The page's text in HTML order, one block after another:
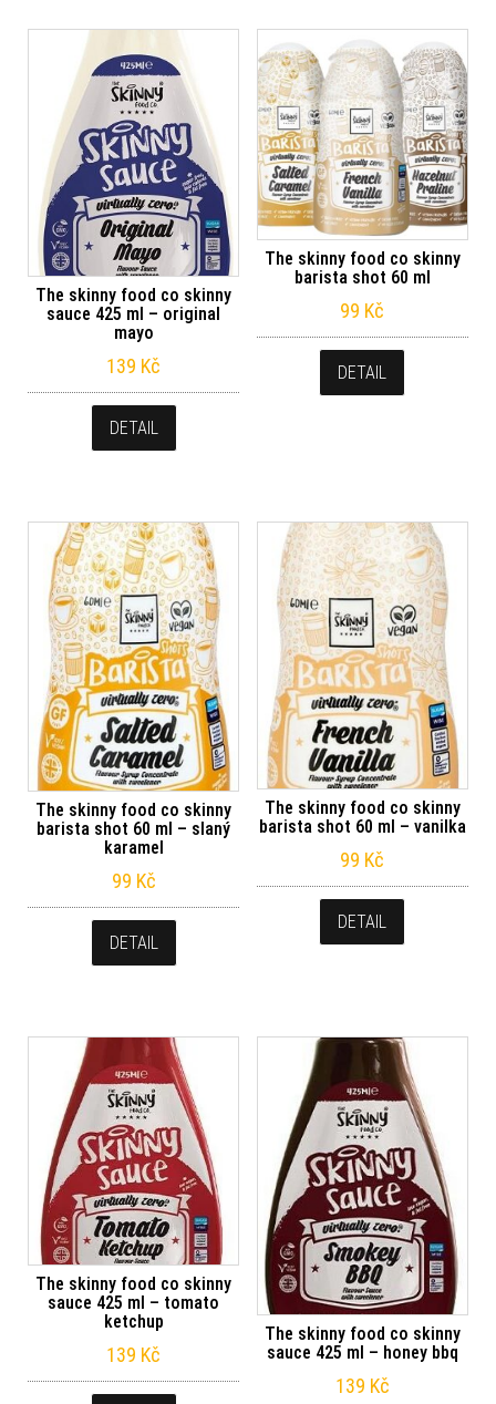
The skinny food co skinny
sauce 425 ml – original
mayo
139 Kč
DETAIL
The skinny food co skinny
barista shot 60 ml
99 Kč
DETAIL
The skinny food co skinny
barista shot 60 ml – slaný
karamel
99 Kč
DETAIL
The skinny food co skinny
barista shot 60 ml – vanilka
99 Kč
DETAIL
The skinny food co skinny
sauce 425 ml – tomato
ketchup
139 Kč
The skinny food co skinny
sauce 425 ml – honey bbq
139 Kč